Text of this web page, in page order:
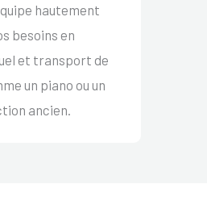
hautement
besoins en
et transport de
un piano ou un
ancien.